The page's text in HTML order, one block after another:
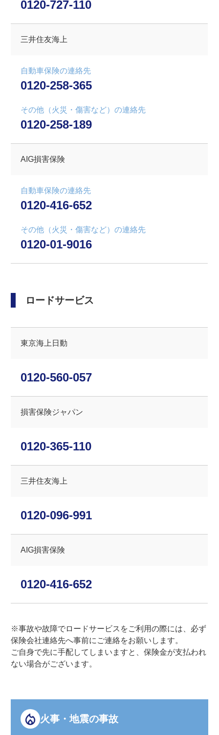
0120-727-110
三井住友海上
自動車保険の連絡先
0120-258-365
その他（火災・傷害など）の連絡先
0120-258-189
AIG損害保険
自動車保険の連絡先
0120-416-652
その他（火災・傷害など）の連絡先
0120-01-9016
ロードサービス
東京海上日動
0120-560-057
損害保険ジャパン
0120-365-110
三井住友海上
0120-096-991
AIG損害保険
0120-416-652
※事故や故障でロードサービスをご利用の際には、必ず
保険会社連絡先へ事前にご連絡をお願いします。
ご自身で先に手配してしまいますと、保険金が支払われ
ない場合がございます。
火事・地震の事故